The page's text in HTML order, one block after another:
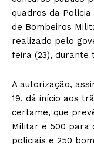
quadros da
de Bombeiros
realizado pelo
feira (23), durante
A autorização,
19, dá início aos
certame, que
Militar e 500 para
policiais e 250